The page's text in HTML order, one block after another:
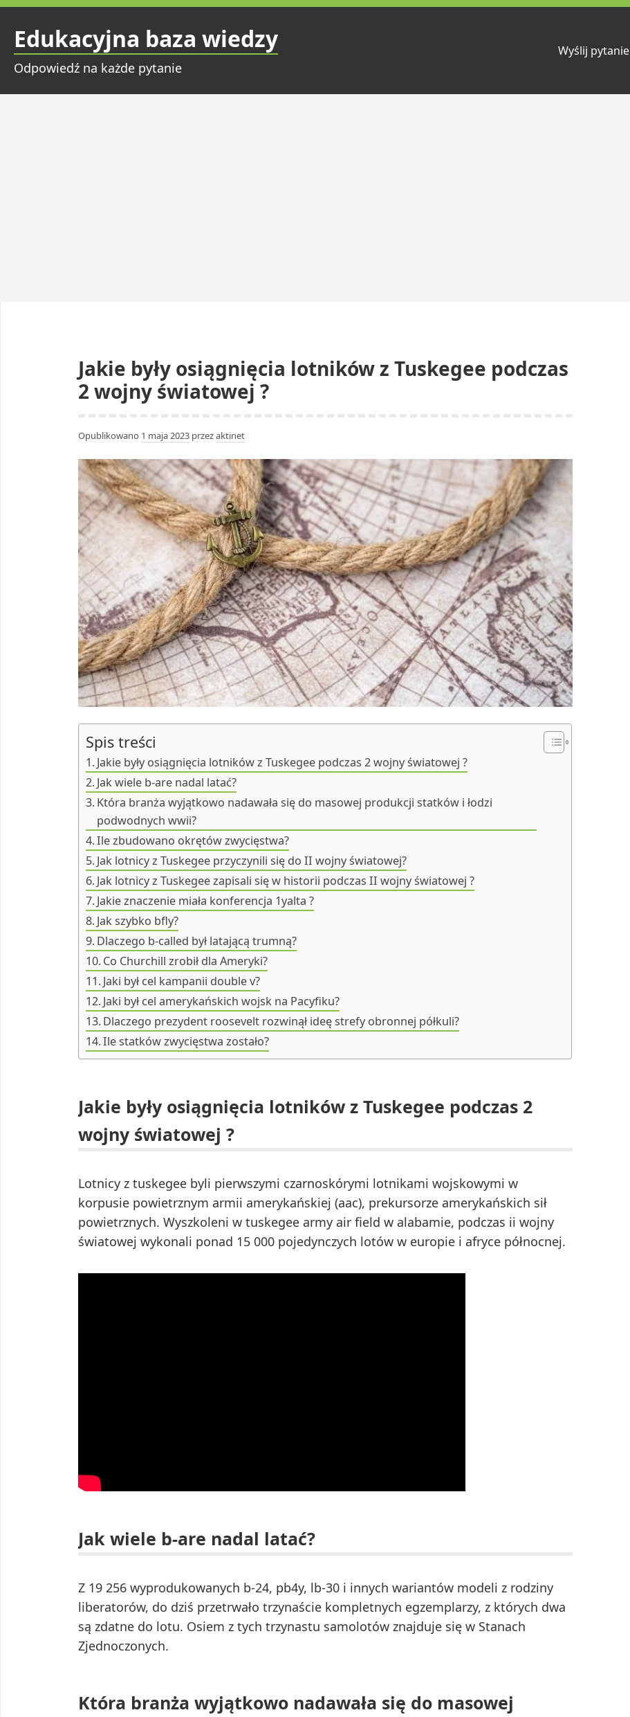
Przejdź
treściEdukacyjna baza wiedzy
Odpowiedź na każde pytanie
Wyślij pytanie
Jakie były osiągnięcia lotników z Tuskegee podczas
2 wojny światowej ?
Opublikowano 1 maja 2023 przezaktinet
Spis treści
Jakie były osiągnięcia lotników z Tuskegee podczas 2 wojny światowej ?
Jak wiele b-are nadal latać?
Która branża wyjątkowo nadawała się do masowej produkcji statków i łodzi
podwodnych wwii?
Ile zbudowano okrętów zwycięstwa?
Jak lotnicy z Tuskegee przyczynili się do II wojny światowej?
Jak lotnicy z Tuskegee zapisali się w historii podczas II wojny światowej ?
Jakie znaczenie miała konferencja 1yalta ?
Jak szybko bfly?
Dlaczego b-called był latającą trumną?
Co Churchill zrobił dla Ameryki?
Jaki był cel kampanii double v?
Jaki był cel amerykańskich wojsk na Pacyfiku?
Dlaczego prezydent roosevelt rozwinął ideę strefy obronnej półkuli?
Ile statków zwycięstwa zostało?
Jakie były osiągnięcia lotników z Tuskegee podczas 2
wojny światowej ?
Lotnicy z tuskegee byli pierwszymi czarnoskórymi lotnikami wojskowymi w
korpusie powietrznym armii amerykańskiej (aac), prekursorze amerykańskich sił
powietrznych. Wyszkoleni w tuskegee army air field w alabamie, podczas ii wojny
światowej wykonali ponad 15 000 pojedynczych lotów w europie i afryce północnej.
Jak wiele b-are nadal latać?
Z 19 256 wyprodukowanych b-24, pb4y, lb-30 i innych wariantów modeli z rodziny
liberatorów, do dziś przetrwało trzynaście kompletnych egzemplarzy, z których dwa
są zdatne do lotu. Osiem z tych trzynastu samolotów znajduje się w Stanach
Zjednoczonych.
Która branża wyjątkowo nadawała się do masowej